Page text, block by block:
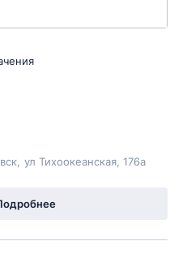
ул Тихоокеанская , 176а